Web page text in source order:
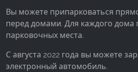
Вы можете припарковаться
перед домами. Для каждого дома
парковочных места.
С августа 2022 года вы можете
электронный автомобиль.